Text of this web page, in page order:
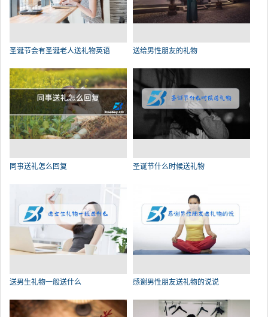
圣诞节会有圣诞老人送礼物英语 送给男性朋友的礼物
同事送礼怎么回复 圣诞节什么时候送礼物
送男生礼物一般送什么 感谢男性朋友送礼物的说说